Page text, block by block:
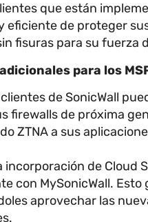
que están
eficiente de proteger
fisuras para su fuerza
para los
de SonicWall
firewalls de próxima
ZTNA a sus
de Cloud
con MySonicWall.
aprovechar las